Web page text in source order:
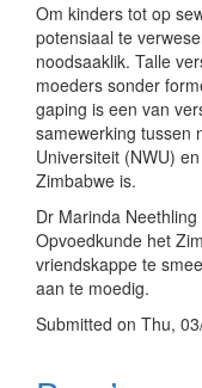
met
Zimbabwe
kan
formele
vir
vroeë
aan
oumas
en
moeders
bring
Om kinders tot op
potensiaal te
noodsaaklik. Talle
moeders sonder
gaping is een van
samewerking tussen
Universiteit (NWU)
Zimbabwe is.
Dr Marinda
Opvoedkunde het
vriendskappe te
aan te moedig.
Submitted on Thu,